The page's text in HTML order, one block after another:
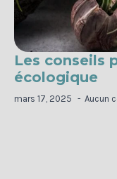
Les conseils
écologique
mars 17, 2025 Aucun